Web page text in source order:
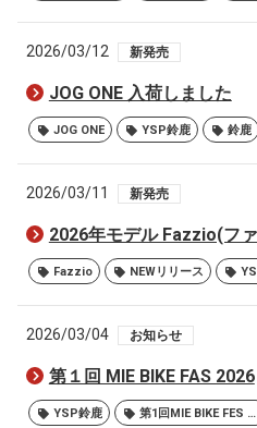
2026/03/12 新発売
JOG ONE 入荷しました
JOG ONE YSP鈴鹿 鈴鹿
2026/03/11 新発売
2026年モデル Fazzio(フ
Fazzio NEWリリース
2026/03/04 お知らせ
第１回 MIE BIKE FAS 2026
YSP鈴鹿 第1回MIE BIKE FES 2026